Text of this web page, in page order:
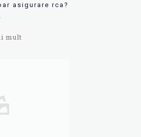
asigurare rca?
mult